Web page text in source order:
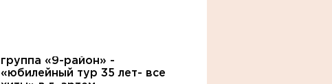
группа «9-район» -
«юбилейный тур 35 лет- все